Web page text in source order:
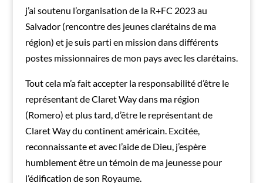
j’ai soutenu l’organisation de la R+FC 2023 au
Salvador (rencontre des jeunes clarétains de ma
région) et je suis parti en mission dans différents
postes missionnaires de mon pays avec les clarétains.
Tout cela m’a fait accepter la responsabilité d’être le
représentant de Claret Way dans ma région
(Romero) et plus tard, d’être le représentant de
Claret Way du continent américain. Excitée,
reconnaissante et avec l’aide de Dieu, j’espère
humblement être un témoin de ma jeunesse pour
l’édification de son Royaume.